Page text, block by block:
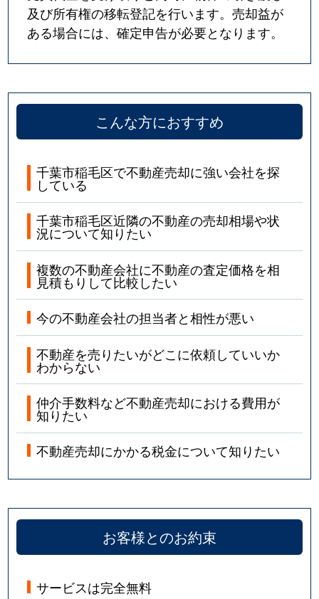
及び所有権の移転登記を行います。売却益が
ある場合には、確定申告が必要となります。
こんな方におすすめ
千葉市稲毛区で不動産売却に強い会社を探
している
千葉市稲毛区近隣の不動産の売却相場や状
況について知りたい
複数の不動産会社に不動産の査定価格を相
見積もりして比較したい
今の不動産会社の担当者と相性が悪い
不動産を売りたいがどこに依頼していいか
わからない
仲介手数料など不動産売却における費用が
知りたい
不動産売却にかかる税金について知りたい
お客様とのお約束
サービスは完全無料